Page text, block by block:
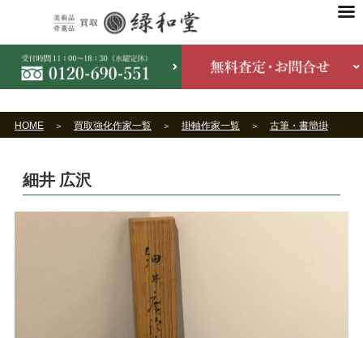
HOME 買取強化作家一覧 掛軸作家一覧 古筆・書簡掛軸作家一覧
細井 広沢